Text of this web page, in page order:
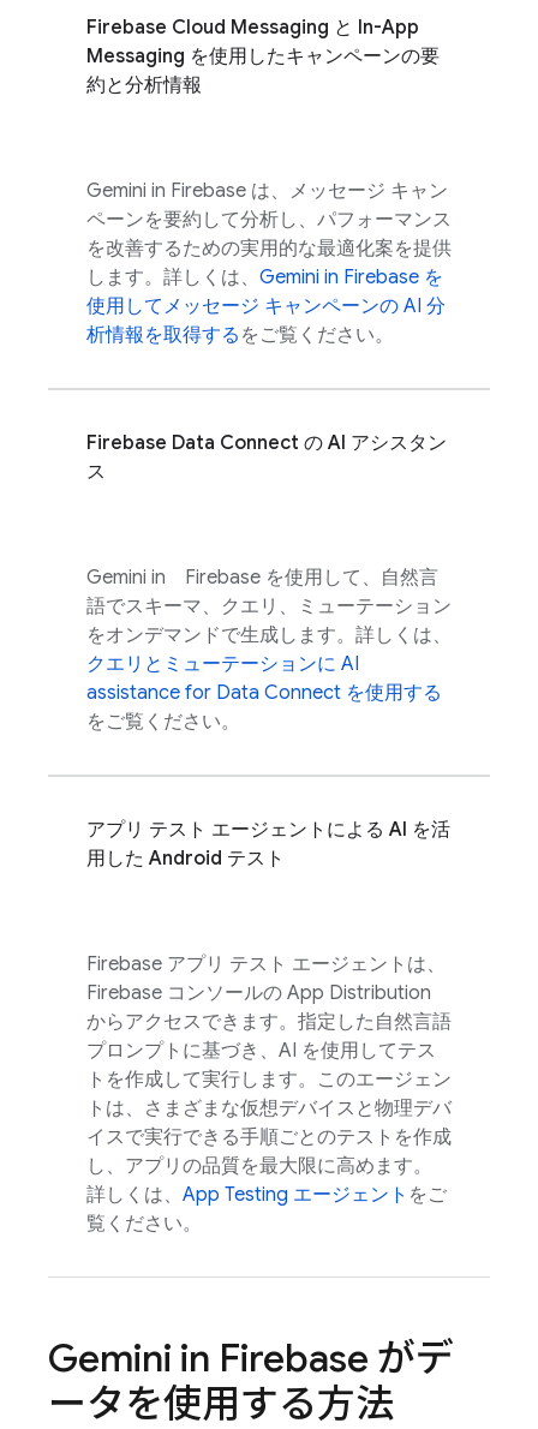
Firebase Cloud Messaging と In-App
Messaging を使用したキャンペーンの要
約と分析情報
Gemini in Firebase は、メッセージ キャン
ペーンを要約して分析し、パフォーマンス
を改善するための実用的な最適化案を提供
します。詳しくは、 Gemini in Firebase を
使用してメッセージ キャンペーンの AI 分
析情報を取得する をご覧ください。
Firebase Data Connect の AI アシスタン
ス
Gemini in Firebase を使用して、自然言
語でスキーマ、クエリ、ミューテーション
をオンデマンドで生成します。詳しくは、
クエリとミューテーションに AI
assistance for Data Connect を使用する
をご覧ください。
アプリ テスト エージェントによる AI を活
用した Android テスト
Firebase アプリ テスト エージェントは、
Firebase コンソールの App Distribution
からアクセスできます。指定した自然言語
プロンプトに基づき、AI を使用してテス
トを作成して実行します。このエージェン
トは、さまざまな仮想デバイスと物理デバ
イスで実行できる手順ごとのテストを作成
し、アプリの品質を最大限に高めます。
詳しくは、 App Testing エージェント をご
覧ください。
Gemini in Firebase がデ
ータを使用する方法